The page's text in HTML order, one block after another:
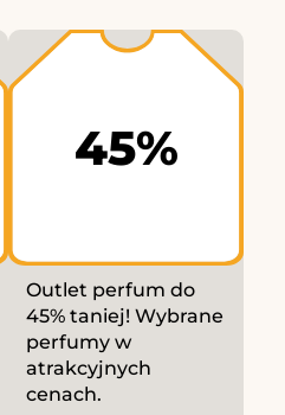
45%
Outlet perfum do
45% taniej! Wybrane
perfumy w
atrakcyjnych
cenach.